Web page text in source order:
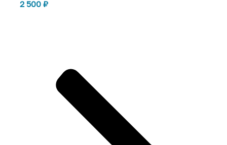
2 500₽